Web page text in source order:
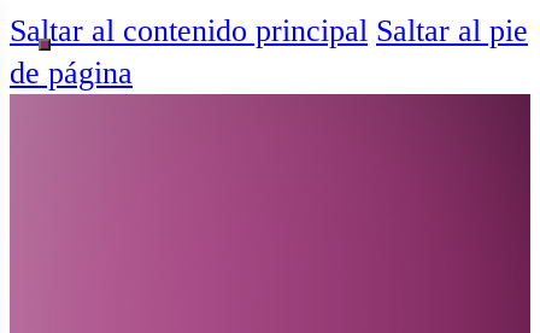
Saltar al contenido principal Saltar al pie
de página